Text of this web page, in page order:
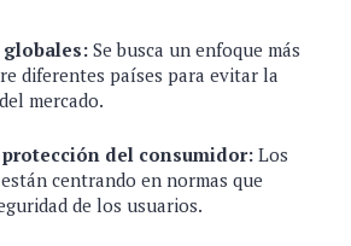
Se busca un enfoque más
diferentes países para evitar la
mercado.
protección del consumidor: Los
centrando en normas que
de los usuarios.